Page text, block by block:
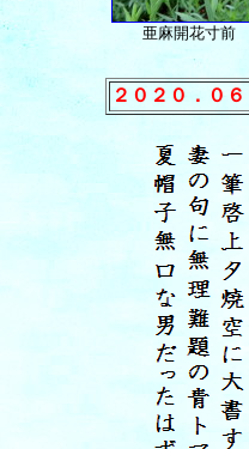
亜麻開花寸前
２０２０．０